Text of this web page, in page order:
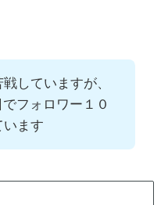
していますが、
フォロワー１０
います